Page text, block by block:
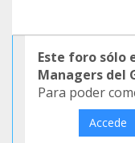
Este foro sólo
Managers del
Para poder
Accede